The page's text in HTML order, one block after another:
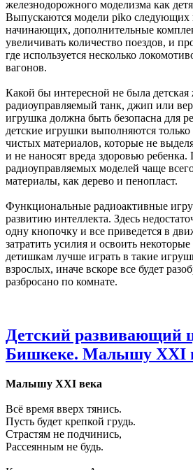
железнодорожного моделизма как
Выпускаются модели piko следующих
начинающих, дополнительные
увеличивать количество поездов, и
где используется несколько
вагонов.
Какой бы интересной не была детская
радиоуправляемый танк, джип или
игрушка должна быть безопасна для
детские игрушки выполняются только
чистых материалов, которые не
и не наносят вреда здоровью
радиоуправляемых моделей чаще
материалы, как дерево и пенопласт.
Функциональные радиоактивные
развитию интеллекта. Здесь
одну кнопочку и все приведется в
затратить усилия и освоить
детишкам лучше играть в такие
взрослых, иначе вскоре все будет
разбросано по комнате.
Детский развивающий
Бишкеке. Малышу XXI
Малышу XXI века
Всё время вверх тянись.
Пусть будет крепкой грудь.
Страстям не подчинись,
Рассеянным не будь.